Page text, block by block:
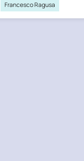
Francesco Ragusa